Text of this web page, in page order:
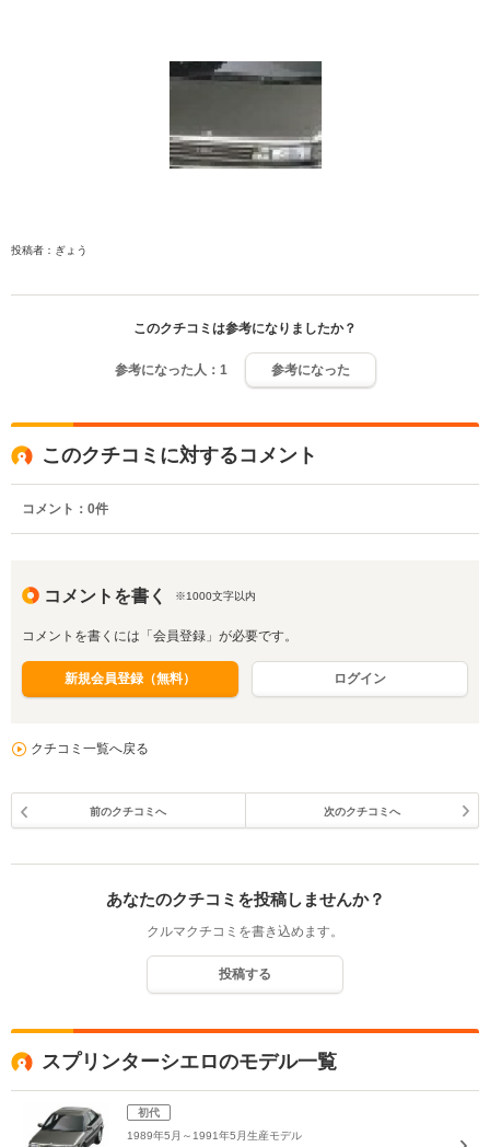
投稿者：ぎょう
このクチコミは参考になりましたか？
参考になった人： 1 参考になった
このクチコミに対するコメント
コメント： 0件
コメントを書く ※1000文字以内
コメントを書くには「会員登録」が必要です。
新規会員登録（無料） ログイン
クチコミ一覧へ戻る
前のクチコミへ 次のクチコミへ
あなたのクチコミを投稿しませんか？
クルマクチコミを書き込めます。
投稿する
スプリンターシエロのモデル一覧
初代
1989年5月～1991年5月生産モデル